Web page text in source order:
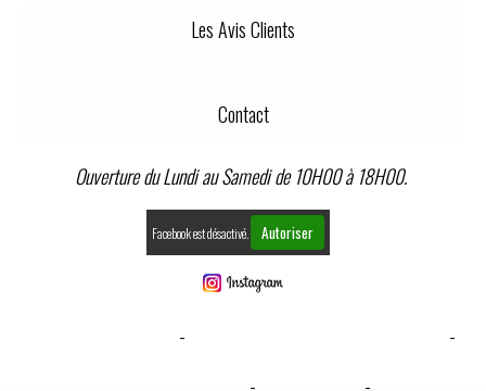
Les Avis Clients
Contact
Ouverture du Lundi au Samedi de 10H00 à 18H00.
Facebook est désactivé. Autoriser